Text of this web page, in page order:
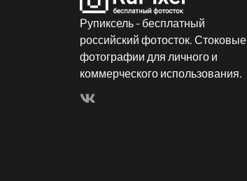
Рупиксель - бесплатный
российский фотосток. Стоковые
фотографии для личного и
коммерческого использования.